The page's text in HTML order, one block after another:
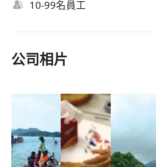
10-99名員工
公司相片